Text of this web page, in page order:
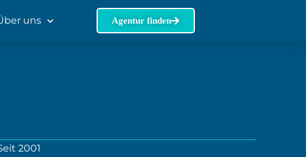
uns Agentur finden
2001